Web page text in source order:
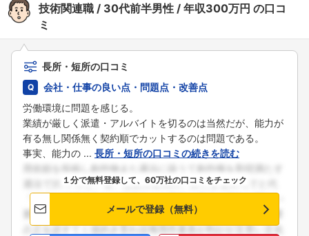
技術関連職 30代前半男性 年収300万円 の口コ
ミ
長所・短所の口コミ
会社・仕事の良い点・問題点・改善点
労働環境に問題を感じる。
業績が厳しく派遣・アルバイトを切るのは当然だが、能力が
有る無し関係無く契約順でカットするのは問題である。
事実、能力の ... 長所・短所の口コミの続きを読む
１分で無料登録して、60万社の口コミをチェック
メールで登録（無料）